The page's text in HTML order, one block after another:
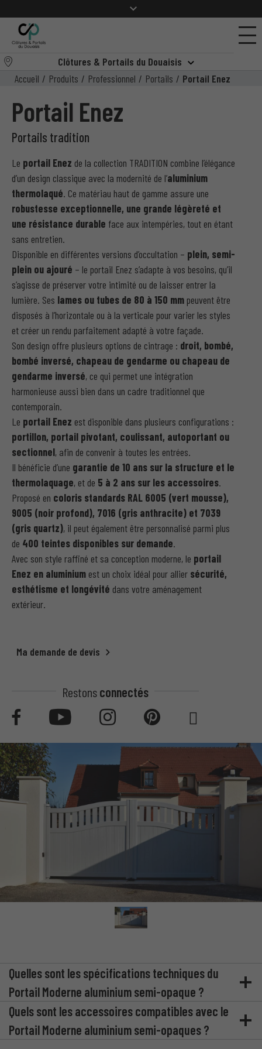
Clôtures & Portails du Douaisis
Accueil / Produits / Professionnel / Portails / Portail Enez
Portail Enez
Portails tradition
Le portail Enez de la collection TRADITION combine l’élégance
d’un design classique avec la modernité de l’aluminium
thermolaqué. Ce matériau haut de gamme assure une
robustesse exceptionnelle, une grande légèreté et
une résistance durable face aux intempéries, tout en étant
sans entretien.
Disponible en différentes versions d’occultation – plein, semi-
plein ou ajouré – le portail Enez s’adapte à vos besoins, qu’il
s’agisse de préserver votre intimité ou de laisser entrer la
lumière. Ses lames ou tubes de 80 à 150 mm peuvent être
disposés à l’horizontale ou à la verticale pour varier les styles
et créer un rendu parfaitement adapté à votre façade.
Son design offre plusieurs options de cintrage : droit, bombé,
bombé inversé, chapeau de gendarme ou chapeau de
gendarme inversé, ce qui permet une intégration
harmonieuse aussi bien dans un cadre traditionnel que
contemporain.
Le portail Enez est disponible dans plusieurs configurations :
portillon, portail pivotant, coulissant, autoportant ou
sectionnel, afin de convenir à toutes les entrées.
Il bénéficie d’une garantie de 10 ans sur la structure et le
thermolaquage, et de 5 à 2 ans sur les accessoires.
Proposé en coloris standards RAL 6005 (vert mousse),
9005 (noir profond), 7016 (gris anthracite) et 7039
(gris quartz), il peut également être personnalisé parmi plus
de 400 teintes disponibles sur demande.
Avec son style raffiné et sa conception moderne, le portail
Enez en aluminium est un choix idéal pour allier sécurité,
esthétisme et longévité dans votre aménagement
extérieur.
Ma demande de devis
Restonsconnectés
Quelles sont les spécifications techniques du
Portail Moderne aluminium semi-opaque ?
Quels sont les accessoires compatibles avec le
Portail Moderne aluminium semi-opaques ?